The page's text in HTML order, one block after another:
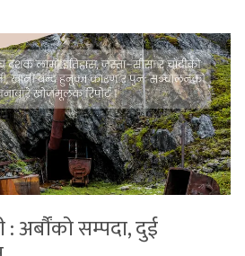
अर्बौंको सम्पदा, दुई